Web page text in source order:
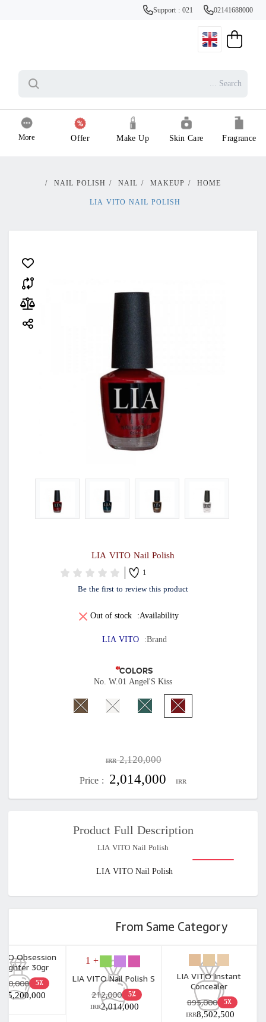
Support : 021 02141688000
Fragrance
Skin Care
Make Up
Offer
More
HOME
/
MAKEUP
/
NAIL
/
NAIL POLISH
/
LIA VITO NAIL POLISH
LIA VITO Nail Polish
1
Be the first to review this product
Availability:
Out of stock
Brand:
LIA VITO
COLORS
*
No. W.01 Angel'S Kiss
2,120,000
IRR
Price : 2,014,000 IRR
Product Full Description
LIA VITO Nail Polish
LIA VITO Nail Polish
From Same Category
Obsession
30gr
5٪
15,200,000
+ 1
LIA VITO Nail Polish S
5٪ 212,000
2,014,000
IRR
LIA VITO Instant
Concealer
5٪ 895,000
8,502,500
IRR